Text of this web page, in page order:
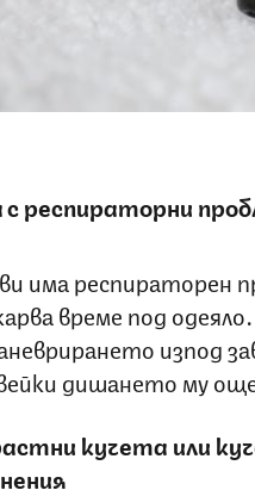
респираторни
има респираторен
време под
изпод
дишането му
кучета или